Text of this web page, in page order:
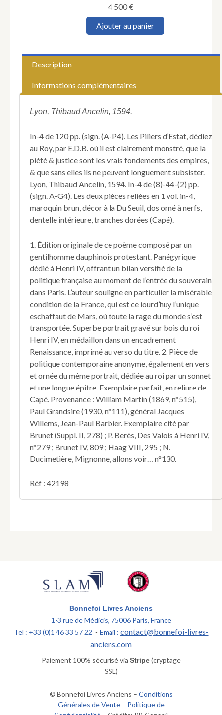
4 500€
quantité
Roy
où
les
merveilles
du
très-
illustre,
&
très-
invincible
Henry
Ajouter au panier
Description
Informations complémentaires
Lyon, Thibaud Ancelin, 1594.
In-4 de 120 pp. (sign. (A-P4). Les Piliers d’Estat, dédiez
au Roy, par E.D.B. où il est clairement monstré, que la
piété & justice sont les vrais fondements des empires,
& que sans elles ils ne peuvent longuement subsister.
Lyon, Thibaud Ancelin, 1594. In-4 de (8)-44-(2) pp.
(sign. A-G4). Les deux pièces reliées en 1 vol. in-4,
maroquin brun, décor à la Du Seuil, dos orné à nerfs,
dentelle intérieure, tranches dorées (Capé).
1. Édition originale de ce poème composé par un
gentilhomme dauphinois protestant. Panégyrique
dédié à Henri IV, offrant un bilan versifié de la
politique française au moment de l’entrée du souverain
dans Paris. L’auteur souligne en particulier la misérable
condition de la France, qui est ce iourd’huy l’unique
eschaffaut de Mars, où toute la rage du monde s’est
transportée. Superbe portrait gravé sur bois du roi
Henri IV, en médaillon dans un encadrement
Renaissance, imprimé au verso du titre. 2. Pièce de
politique contemporaine anonyme, également en vers
et ornée du même portrait, dédiée au roi par un sonnet
et une longue épitre. Exemplaire parfait, en reliure de
Capé. Provenance : William Martin (1869, n°515),
Paul Grandsire (1930, n°111), général Jacques
Willems, Jean-Paul Barbier. Exemplaire cité par
Brunet (Suppl. II, 278) ; P. Berès, Des Valois à Henri IV,
n°279 ; Brunet IV, 809 ; Haag VIII, 295 ; N.
Ducimetière, Mignonne, allons voir… n°130.
Réf : 42198
Bonnefoi Livres Anciens
1-3 rue de Médicis, 75006 Paris, France
Tel : +33 (0)1 46 33 57 22 • Email : contact@bonnefoi-livres-
anciens.com
Paiement 100% sécurisé via Stripe(cryptage
SSL)
© Bonnefoi Livres Anciens – Conditions
Générales de Vente– Politique de